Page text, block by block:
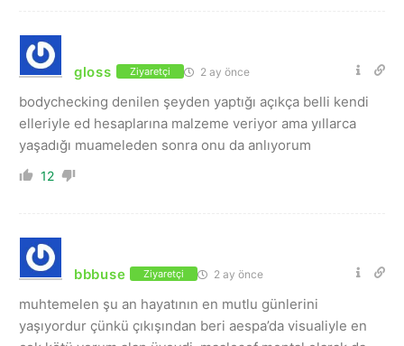
gloss Ziyaretçi 2 ay önce
bodychecking denilen şeyden yaptığı açıkça belli kendi
elleriyle ed hesaplarına malzeme veriyor ama yıllarca
yaşadığı muameleden sonra onu da anlıyorum
12
bbbuse Ziyaretçi 2 ay önce
muhtemelen şu an hayatının en mutlu günlerini
yaşıyordur çünkü çıkışından beri aespa’da visualiyle en